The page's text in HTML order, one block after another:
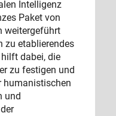
Intelligenz
Paket von
weitergeführt
zu etablierendes
hilft dabei, die
zu festigen und
humanistischen
und